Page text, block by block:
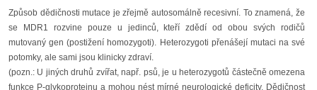
Způsob dědičnosti mutace je zřejmě autosomálně recesivní. To znamená, že
se MDR1 rozvine pouze u jedinců, kteří zdědí od obou svých rodičů
mutovaný gen (postižení homozygoti). Heterozygoti přenášejí mutaci na své
potomky, ale sami jsou klinicky zdraví.
(pozn.: U jiných druhů zvířat, např. psů, je u heterozygotů částečně omezena
funkce P-glykoproteinu a mohou nést mírné neurologické deficity. Dědičnost